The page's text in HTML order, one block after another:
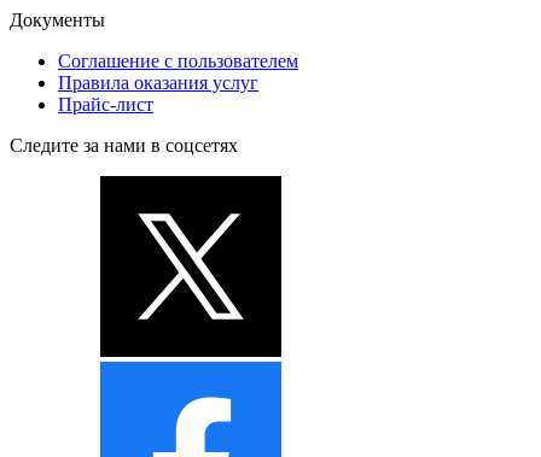
Документы
Соглашение с пользователем
Правила оказания услуг
Прайс-лист
Следите за нами в соцсетях